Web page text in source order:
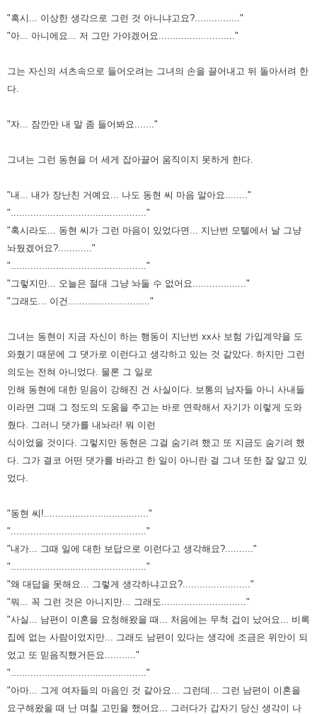
"혹시... 이상한 생각으로 그런 것 아니냐고요?................"
"아... 아니에요... 저 그만 가야겠어요..........................."
그는 자신의 셔츠속으로 들어오려는 그녀의 손을 끌어내고 뒤 돌아서려 한
다.
"자... 잠깐만 내 말 좀 들어봐요......."
그녀는 그런 동현을 더 세게 잡아끌어 움직이지 못하게 한다.
"내... 내가 장난친 거예요... 나도 동현 씨 마음 알아요........"
"................................................"
"혹시라도... 동현 씨가 그런 마음이 있었다면... 지난번 모텔에서 날 그냥
놔뒀겠어요?............"
"................................................"
"그렇지만... 오늘은 절대 그냥 놔둘 수 없어요..................."
"그래도... 이건............................."
그녀는 동현이 지금 자신이 하는 행동이 지난번 xx사 보험 가입계약을 도
와줬기 때문에 그 댓가로 이런다고 생각하고 있는 것 같았다. 하지만 그런
의도는 전혀 아니었다. 물론 그 일로
인해 동현에 대한 믿음이 강해진 건 사실이다.
보통의 남자들 아니 사내들
이라면 그때 그 정도의 도움을 주고는 바로 연락해서 자기가 이렇게 도와
줬다.
그러니 댓가를 내놔라! 뭐 이런
식이었을 것이다.
그렇지만 동현은 그걸 숨기려 했고 또 지금도 숨기려 했
다. 그가 결코 어떤 댓가를 바라고 한 일이 아니란 걸 그녀 또한 잘 알고 있
었다.
"동현 씨!....................................."
"................................................"
"내가... 그때 일에 대한 보답으로 이런다고 생각해요?.........."
"................................................"
"왜 대답을 못해요... 그렇게 생각하냐고요?........................"
"뭐... 꼭 그런 것은 아니지만... 그래도.............................."
"사실... 남편이 이혼을 요청해왔을 때... 처음에는 무척 겁이 났어요... 비록
집에 없는 사람이었지만... 그래도 남편이 있다는 생각에 조금은 위안이 되
었고 또 믿음직했거든요..........."
"................................................"
"아마... 그게 여자들의 마음인 것 같아요... 그런데... 그런 남편이 이혼을
요구해왔을 때 난 며칠 고민을 했어요... 그러다가 갑자기 당신 생각이 나